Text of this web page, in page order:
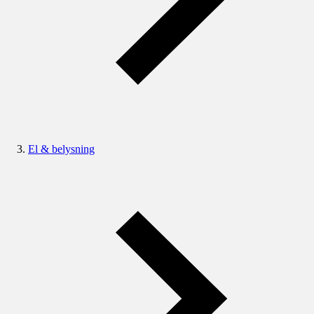
El & belysning